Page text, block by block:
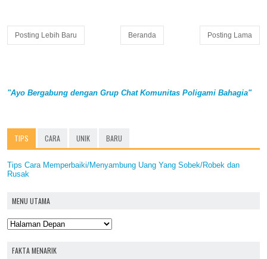
Posting Lebih Baru Posting Lama
Beranda
"Ayo Bergabung dengan Grup Chat Komunitas Poligami Bahagia"
TIPS CARA UNIK BARU
Tips Cara Memperbaiki/Menyambung Uang Yang Sobek/Robek dan
Rusak
MENU UTAMA
FAKTA MENARIK